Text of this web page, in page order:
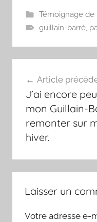
Témoignage de
guillain-barré,
de
l’article
Article
J’ai encore
mon Guillain-
remonter sur
hiver.
Laisser un
Votre adresse e-